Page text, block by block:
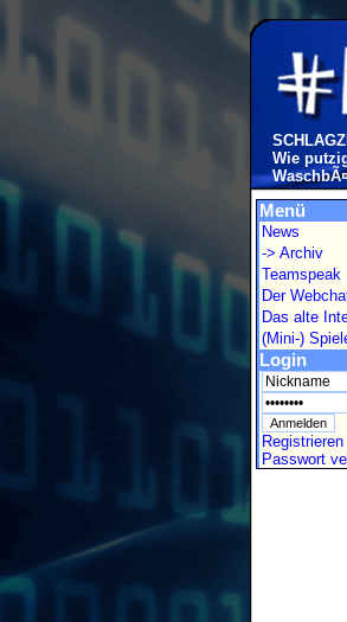
Wie
Menü
News
-> Archiv
Teamspeak
Der
Das alte
(Mini-)
Login
Registrieren
Passwort